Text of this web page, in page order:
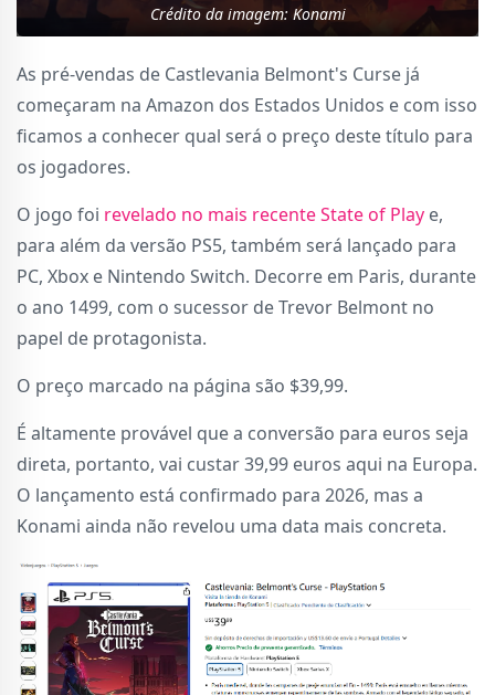
Crédito da imagem: Konami
As pré-vendas de Castlevania Belmont's Curse já
começaram na Amazon dos Estados Unidos e com isso
ficamos a conhecer qual será o preço deste título para
os jogadores.
O jogo foi revelado no mais recente State of Play e,
para além da versão PS5, também será lançado para
PC, Xbox e Nintendo Switch. Decorre em Paris, durante
o ano 1499, com o sucessor de Trevor Belmont no
papel de protagonista.
O preço marcado na página são $39,99.
É altamente provável que a conversão para euros seja
direta, portanto, vai custar 39,99 euros aqui na Europa.
O lançamento está confirmado para 2026, mas a
Konami ainda não revelou uma data mais concreta.